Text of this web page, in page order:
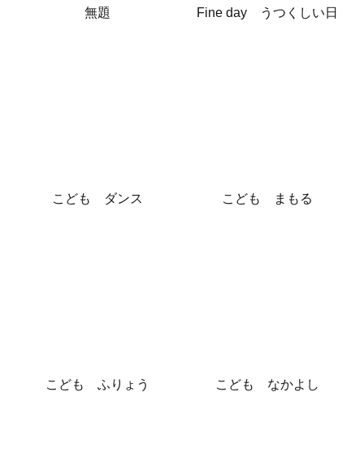
無題 Fine day うつくしい日
こども ダンス こども まもる
こども ふりょう こども なかよし